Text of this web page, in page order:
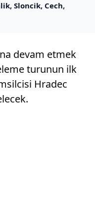
, Sloncik, Cech,
devam etmek
turunun ilk
Hradec